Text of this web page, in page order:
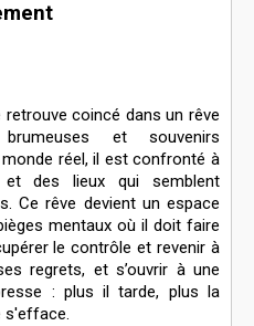
coincé dans un rêve
et souvenirs
réel, il est confronté à
et des lieux qui semblent
Ce rêve devient un espace
mentaux où il doit faire
le contrôle et revenir à
regrets, et s’ouvrir à une
: plus il tarde, plus la
s'efface.